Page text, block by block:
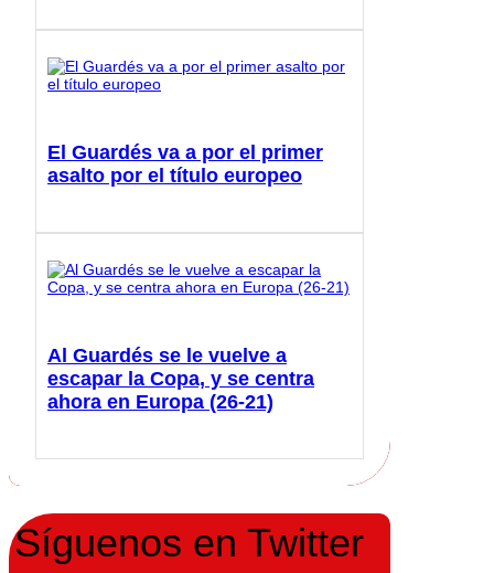
El Guardés va a por el primer
asalto por el título europeo
Al Guardés se le vuelve a
escapar la Copa, y se centra
ahora en Europa (26-21)
Síguenos en Twitter